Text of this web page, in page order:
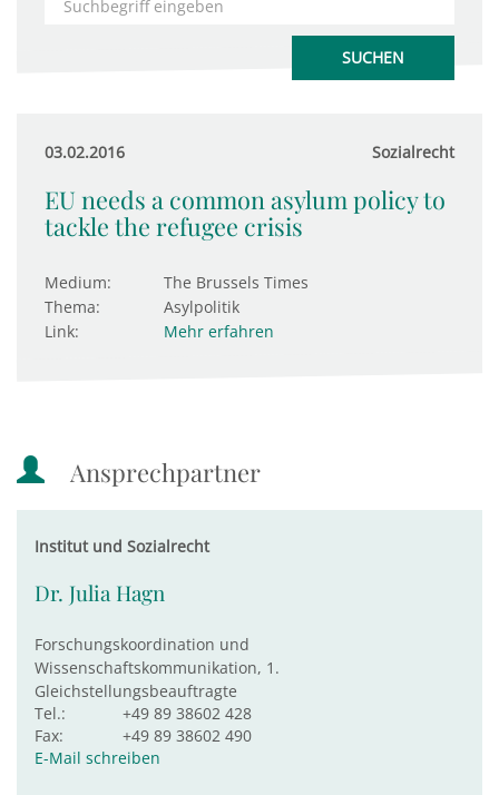
03.02.2016 Sozialrecht
EU needs a common asylum policy to
tackle the refugee crisis
Medium:
The Brussels Times
Thema:
Asylpolitik
Link:
Mehr erfahren
Ansprechpartner
Institut und Sozialrecht
Dr. Julia Hagn
Forschungskoordination und
Wissenschaftskommunikation, 1.
Gleichstellungsbeauftragte
Tel.:
+49 89 38602 428
Fax:
+49 89 38602 490
E-Mail schreiben